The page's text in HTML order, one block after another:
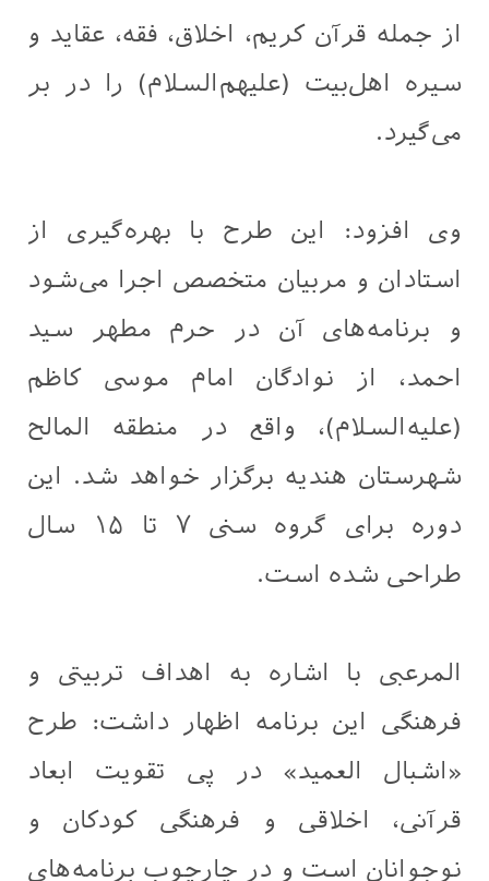
از جمله قرآن کریم، اخلاق، فقه، عقاید و
سیره اهل‌بیت (علیهم‌السلام) را در بر
می‌گیرد.
وی افزود: این طرح با بهره‌گیری از
استادان و مربیان متخصص اجرا می‌شود
و برنامه‌های آن در حرم مطهر سید
احمد، از نوادگان امام موسی کاظم
(علیه‌السلام)، واقع در منطقه المالح
شهرستان هندیه برگزار خواهد شد. این
دوره برای گروه سنی ۷ تا ۱۵ سال
طراحی شده است.
المرعبی با اشاره به اهداف تربیتی و
فرهنگی این برنامه اظهار داشت: طرح
«اشبال العمید» در پی تقویت ابعاد
قرآنی، اخلاقی و فرهنگی کودکان و
نوجوانان است و در چارچوب برنامه‌های